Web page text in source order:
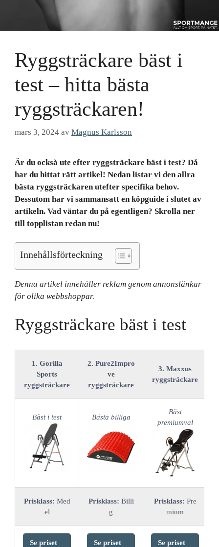
Ryggsträckare bäst i
test – hitta bästa
ryggsträckaren!
mars 3, 2024 av Magnus Karlsson
Är du också ute efter ryggsträckare bäst i test? Då
har du hittat rätt artikel! Nedan listar vi den allra
bästa ryggsträckaren utefter specifika behov.
Dessutom har vi sammansatt en köpguide i slutet av
artikeln. Vad väntar du på egentligen? Skrolla ner
till topplistan redan nu!
Innehållsförteckning
Denna artikel innehåller reklam genom annonslänkar
för olika webbshoppar.
Ryggsträckare bäst i test
1. Gorilla
Sports
ryggsträckare
2. Pure2Impro
ve
ryggsträckare
3. Maxxus
ryggsträckare
Bäst i test Bästa billiga
Bäst
premiumval
Prisklass: Med
el
Prisklass: Billi
g
Prisklass: Pre
mium
Se priset
Se priset
Se priset